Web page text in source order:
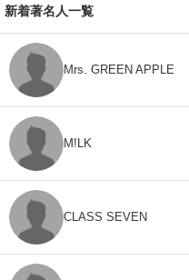
新着著名人一覧
Mrs. GREEN APPLE
M!LK
CLASS SEVEN